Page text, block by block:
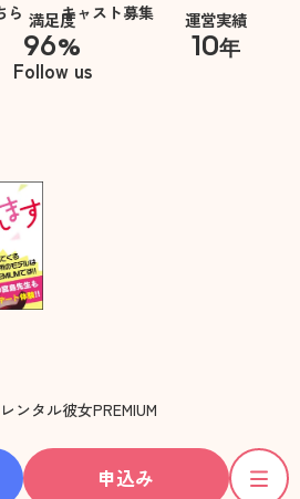
申込み
ら
キャスト募集
満足度
96%
運営実績
10年
Follow us
ンタル彼女PREMIUM